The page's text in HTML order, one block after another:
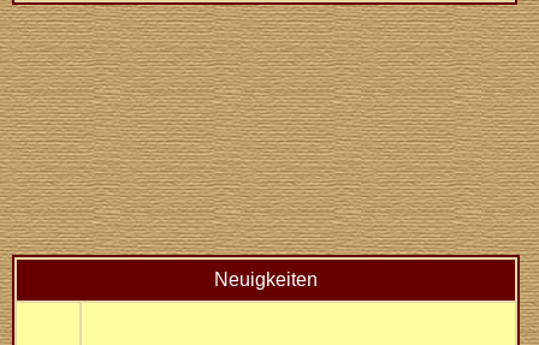
Neuigkeiten